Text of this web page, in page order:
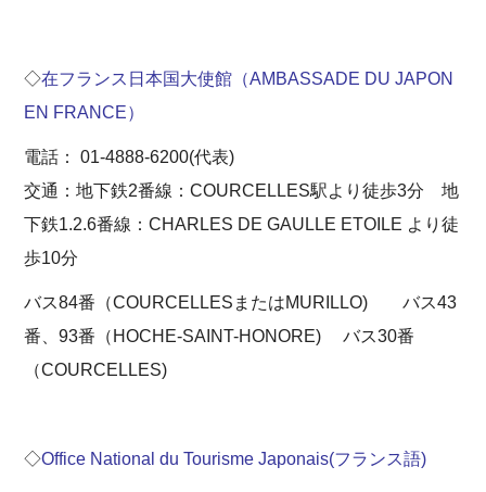
◇在フランス日本国大使館（AMBASSADE DU JAPON
EN FRANCE）
電話： 01-4888-6200(代表)
交通：地下鉄2番線：COURCELLES駅より徒歩3分 地
下鉄1.2.6番線：CHARLES DE GAULLE ETOILE より徒
歩10分
バス84番（COURCELLESまたはMURILLO) バス43
番、93番（HOCHE-SAINT-HONORE) バス30番
（COURCELLES)
◇Office National du Tourisme Japonais(フランス語)